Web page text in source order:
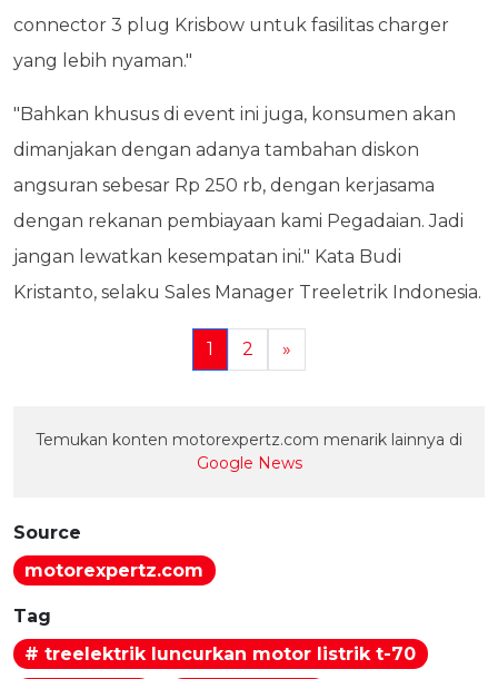
connector 3 plug Krisbow untuk fasilitas charger
yang lebih nyaman."
"Bahkan khusus di event ini juga, konsumen akan
dimanjakan dengan adanya tambahan diskon
angsuran sebesar Rp 250 rb, dengan kerjasama
dengan rekanan pembiayaan kami Pegadaian. Jadi
jangan lewatkan kesempatan ini." Kata Budi
Kristanto, selaku Sales Manager Treeletrik Indonesia.
1 2 »
Temukan konten motorexpertz.com menarik lainnya di
Google News
Source
motorexpertz.com
Tag
# treelektrik luncurkan motor listrik t-70